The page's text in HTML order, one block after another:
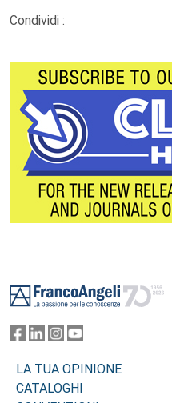
Condividi :
LA TUA OPINIONE
CATALOGHI